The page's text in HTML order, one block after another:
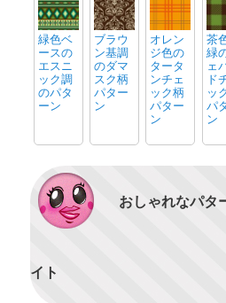
緑色ベ
ースの
エスニ
ック調
のパタ
ーン
ブラウ
ン基調
のダマ
スク柄
パター
ン
オレン
ジ色の
タータ
ンチェ
ック柄
パター
ン
茶
緑
ェ
ド
ッ
パ
ン
おしゃれなパタ
イト